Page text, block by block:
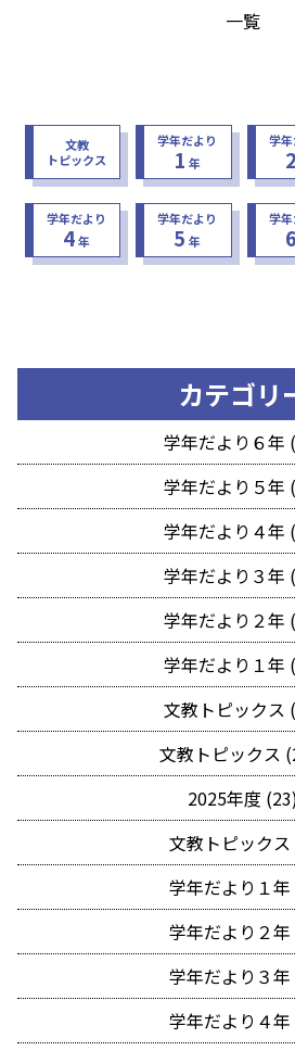
一覧
文教
トピックス
学年だより
1 年
学年
2
学年だより
4年
学年だより
5 年
学年
6
カテゴリ
学年だより６年
学年だより５年
学年だより４年
学年だより３年
学年だより２年
学年だより１年
文教トピックス
文教トピックス
2025年度
文教トピック
学年だより１
学年だより２
学年だより３
学年だより４